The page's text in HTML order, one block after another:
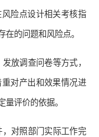
险点设计相关考核指
的问题和风险点。
放调查问卷等方式，
对产出和效果情况进
评价的依据。
对照部门实际工作完